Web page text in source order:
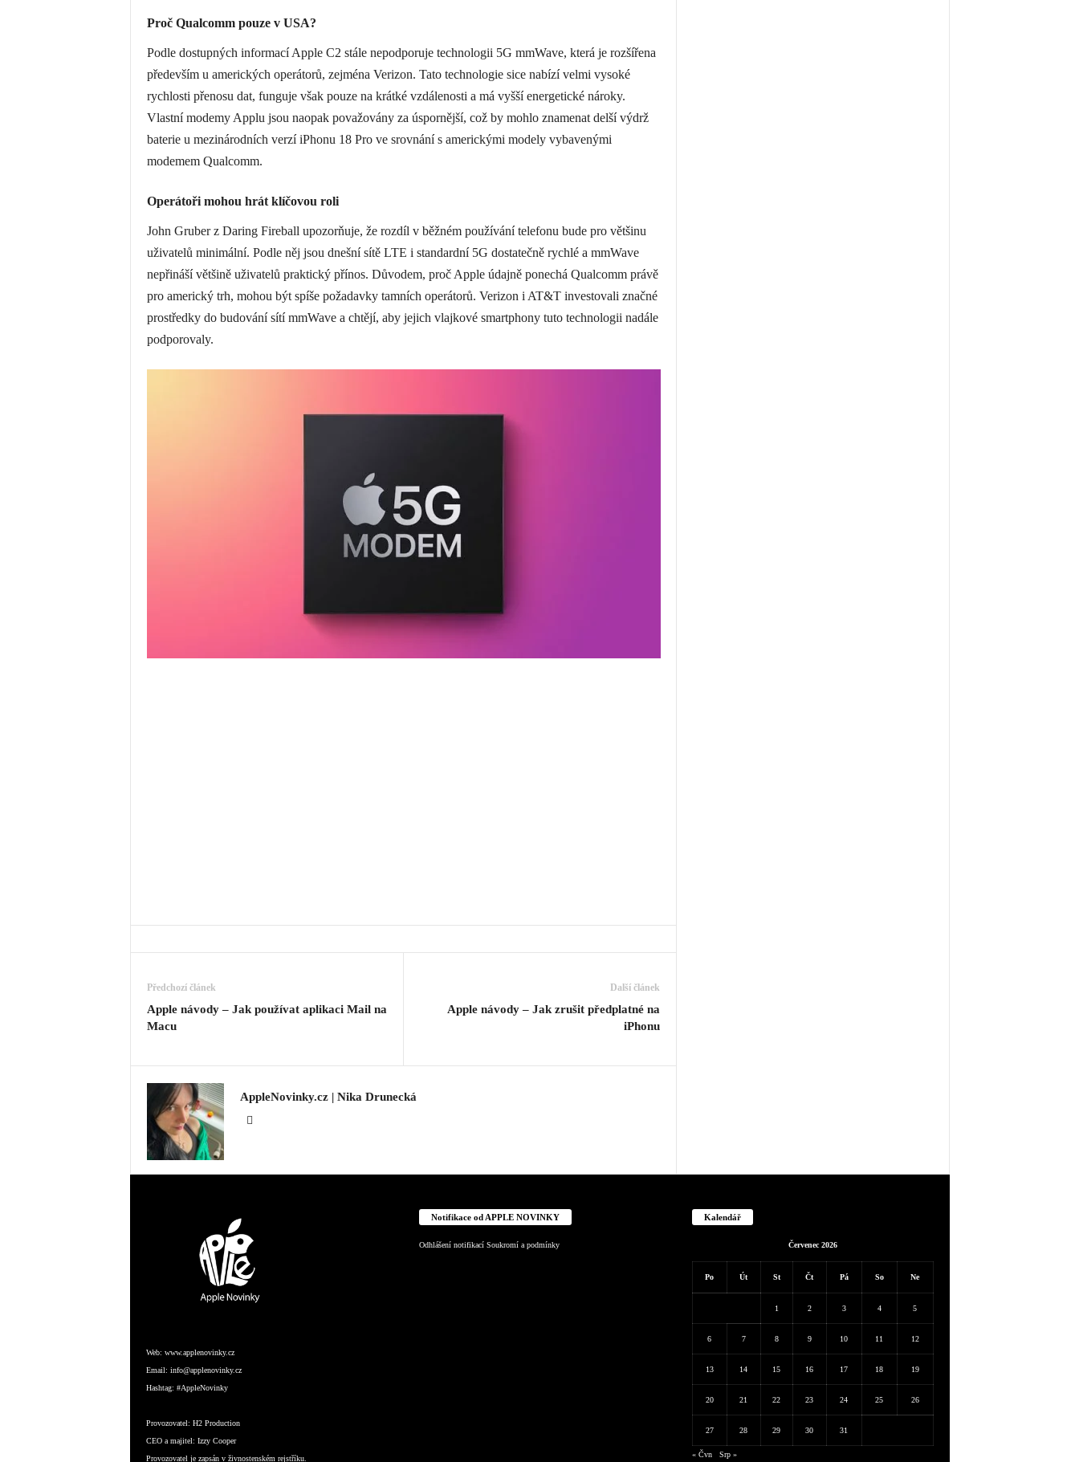
Proč Qualcomm pouze v USA?
Podle dostupných informací Apple C2 stále nepodporuje technologii 5G mmWave, která je rozšířena
především u amerických operátorů, zejména Verizon. Tato technologie sice nabízí velmi vysoké
rychlosti přenosu dat, funguje však pouze na krátké vzdálenosti a má vyšší energetické nároky.
Vlastní modemy Applu jsou naopak považovány za úspornější, což by mohlo znamenat delší výdrž
baterie u mezinárodních verzí iPhonu 18 Pro ve srovnání s americkými modely vybavenými
modemem Qualcomm.
Operátoři mohou hrát klíčovou roli
John Gruber z Daring Fireball upozorňuje, že rozdíl v běžném používání telefonu bude pro většinu
uživatelů minimální. Podle něj jsou dnešní sítě LTE i standardní 5G dostatečně rychlé a mmWave
nepřináší většině uživatelů praktický přínos. Důvodem, proč Apple údajně ponechá Qualcomm právě
pro americký trh, mohou být spíše požadavky tamních operátorů. Verizon i AT&T investovali značné
prostředky do budování sítí mmWave a chtějí, aby jejich vlajkové smartphony tuto technologii nadále
podporovaly.
Předchozí článek
Apple návody – Jak používat aplikaci Mail na
Macu
Další článek
Apple návody – Jak zrušit předplatné na
iPhonu
AppleNovinky.cz | Nika Drunecká
Web: www.applenovinky.cz
Email: info@applenovinky.cz
Hashtag: #AppleNovinky
Provozovatel: H2 Production
CEO a majitel: Izzy Cooper
Provozovatel je zapsán v živnostenském rejstříku.
Notifikace od APPLE NOVINKY
Odhlášení notifikací Soukromí a podmínky
Kalendář
Červenec 2026
Po Út St Čt Pá So Ne
1 2 3 4 5
6 7 8 9 10 11 12
13 14 15 16 17 18 19
20 21 22 23 24 25 26
27 28 29 30 31
« Čvn Srp »